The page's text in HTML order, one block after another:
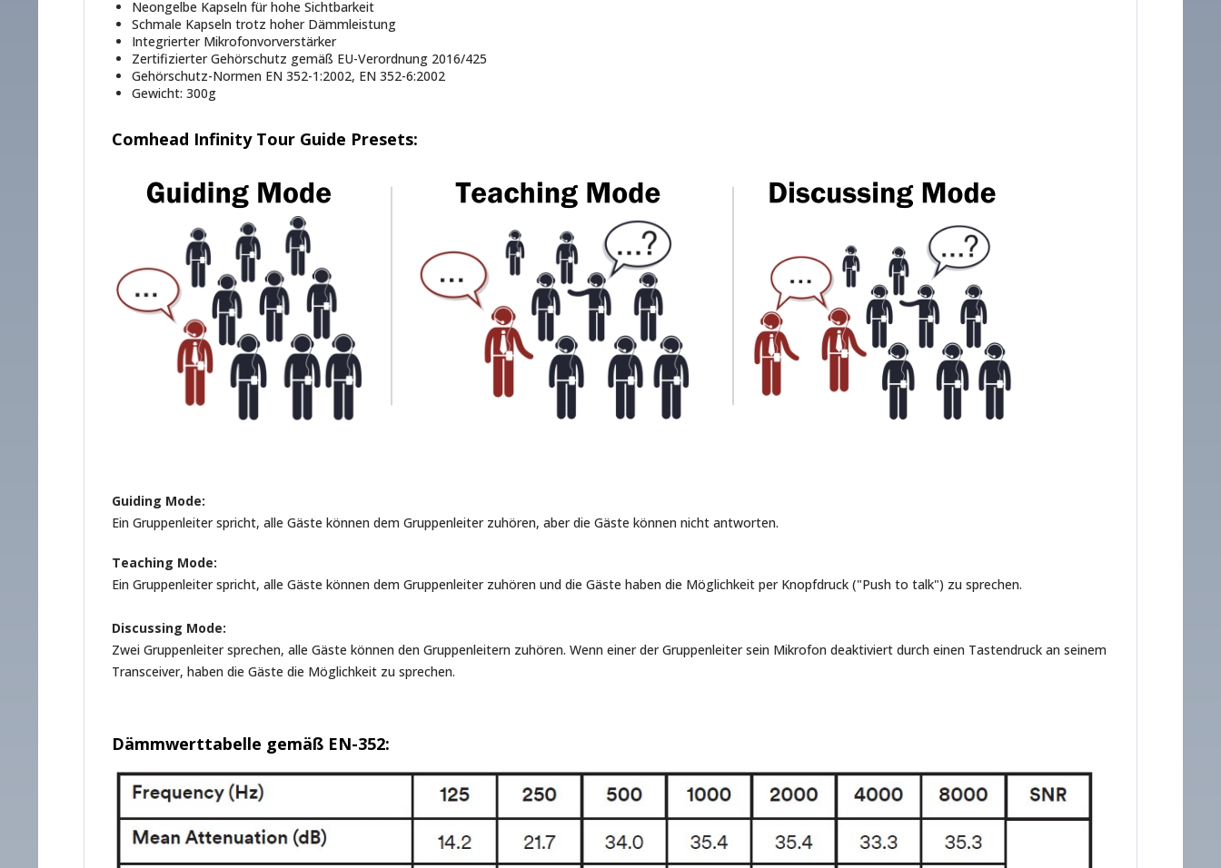
Neongelbe Kapseln für hohe Sichtbarkeit
Schmale Kapseln trotz hoher Dämmleistung
Integrierter Mikrofonvorverstärker
Zertifizierter Gehörschutz gemäß EU-Verordnung 2016/425
Gehörschutz-Normen EN 352-1:2002, EN 352-6:2002
Gewicht: 300g
Comhead Infinity Tour Guide Presets:
Guiding Mode:
Ein Gruppenleiter spricht, alle Gäste können dem Gruppenleiter zuhören, aber die Gäste können nicht antworten.
Teaching Mode:
Ein Gruppenleiter spricht, alle Gäste können dem Gruppenleiter zuhören und die Gäste haben die Möglichkeit per Knopfdruck ("Push to talk") zu sprechen.
Discussing Mode:
Zwei Gruppenleiter sprechen, alle Gäste können den Gruppenleitern zuhören. Wenn einer der Gruppenleiter sein Mikrofon deaktiviert durch einen Tastendruck an seinem
Transceiver, haben die Gäste die Möglichkeit zu sprechen.
Dämmwerttabelle gemäß EN-352: